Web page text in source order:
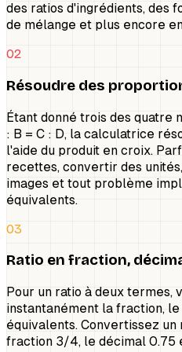
des ratios d'ingrédients, des
de mélange et plus encore
02
Résoudre des
Étant donné trois des quatre
: B = C : D, la calculatrice
l'aide du produit en croix.
recettes, convertir des
images et tout problème
équivalents.
03
Ratio en fraction,
Pour un ratio à deux termes,
instantanément la fraction,
équivalents. Convertissez
fraction 3/4, le décimal 0.75